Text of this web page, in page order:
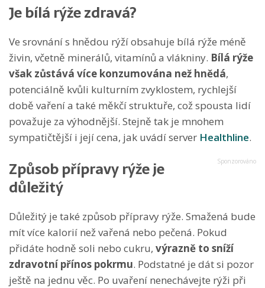
Je bílá rýže zdravá?
Ve srovnání s hnědou rýží obsahuje bílá rýže méně
živin, včetně minerálů, vitamínů a vlákniny. Bílá rýže
však zůstává více konzumována než hnědá,
potenciálně kvůli kulturním zvyklostem, rychlejší
době vaření a také měkčí struktuře, což spousta lidí
považuje za výhodnější. Stejně tak je mnohem
sympatičtější i její cena, jak uvádí server Healthline.
Způsob přípravy rýže je
důležitý
Důležitý je také způsob přípravy rýže. Smažená bude
mít více kalorií než vařená nebo pečená. Pokud
přidáte hodně soli nebo cukru, výrazně to sníží
zdravotní přínos pokrmu. Podstatné je dát si pozor
ještě na jednu věc. Po uvaření nenechávejte rýži při